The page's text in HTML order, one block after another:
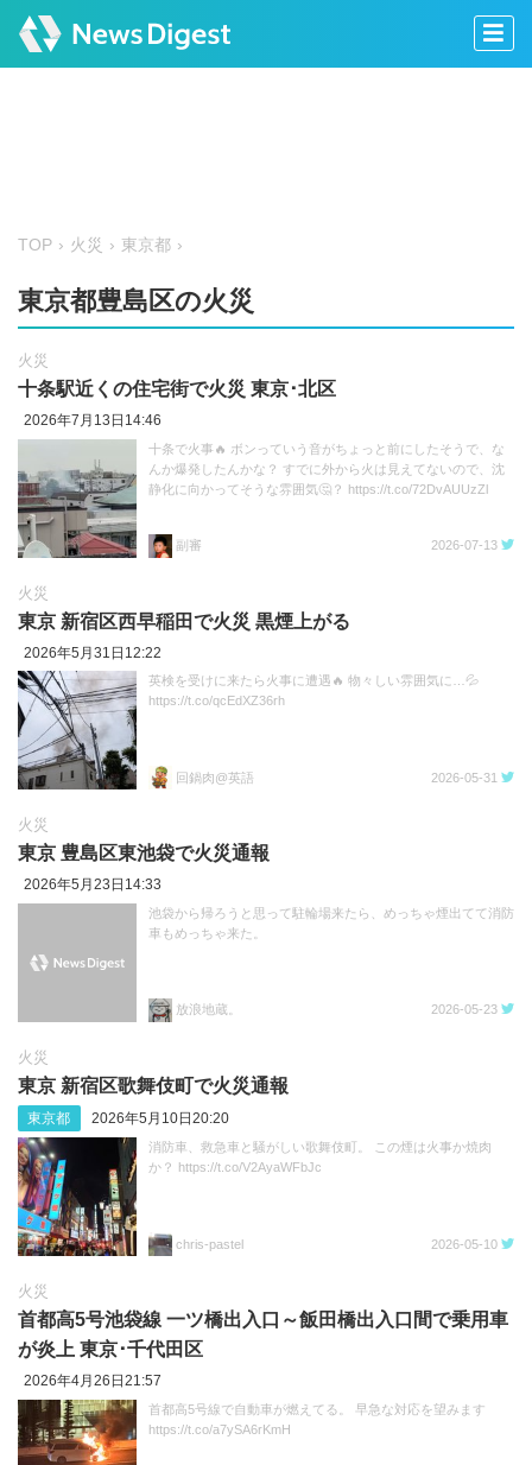
TOP 火災 東京都
東京都豊島区の火災
火災
十条駅近くの住宅街で火災 東京‪･‬北区
2026年7月13日14:46
十条で火事🔥 ボンっていう音がちょっと前にしたそうで、な
んか爆発したんかな？ すでに外から火は見えてないので、沈
静化に向かってそうな雰囲気🤔？ https://t.co/72DvAUUzZl
副審 2026-07-13
火災
東京 新宿区西早稲田で火災 黒煙上がる
2026年5月31日12:22
英検を受けに来たら火事に遭遇🔥 物々しい雰囲気に…💦
https://t.co/qcEdXZ36rh
回鍋肉@英語 2026-05-31
火災
東京 豊島区東池袋で火災通報
2026年5月23日14:33
池袋から帰ろうと思って駐輪場来たら、めっちゃ煙出てて消防
車もめっちゃ来た。
放浪地蔵。 2026-05-23
火災
東京 新宿区歌舞伎町で火災通報
東京都 2026年5月10日20:20
消防車、救急車と騒がしい歌舞伎町。 この煙は火事か焼肉
か？ https://t.co/V2AyaWFbJc
chris-pastel 2026-05-10
火災
首都高5号池袋線 一ツ橋出入口～飯田橋出入口間で乗用車
が炎上 東京･千代田区
2026年4月26日21:57
首都高5号線で自動車が燃えてる。 早急な対応を望みます
https://t.co/a7ySA6rKmH